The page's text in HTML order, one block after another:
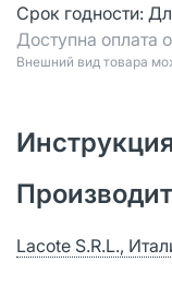
Срок годности:
Доступна оплата
Bнешний вид товара
Lacote S.R.L.,